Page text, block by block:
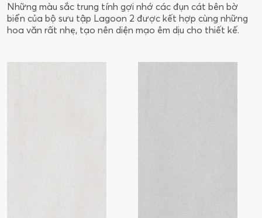
Những màu sắc trung tính gợi nhớ các đụn cát bên bờ
biển của bộ sưu tập Lagoon 2 được kết hợp cùng những
hoa văn rất nhẹ, tạo nên diện mạo êm dịu cho thiết kế.